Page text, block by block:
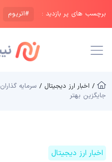
برچسب های پر بازدید : #اتریوم
/ اخبار ارز دیجیتال / سرمایه
جایگزین بهتر
اخبار ارز دیجیتال